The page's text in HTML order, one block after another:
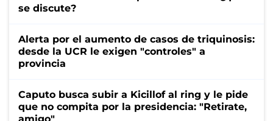
se discute?
Alerta por el aumento de casos de triquinosis:
desde la UCR le exigen "controles" a
provincia
Caputo busca subir a Kicillof al ring y le pide
que no compita por la presidencia: "Retirate,